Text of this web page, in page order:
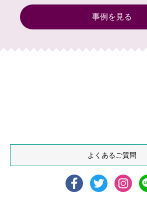
事例を見る
よくあるご質問